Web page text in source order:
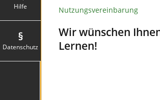
Hilfe
Datenschutz
Nutzungsvereinbarung
Wir wünschen
Lernen!